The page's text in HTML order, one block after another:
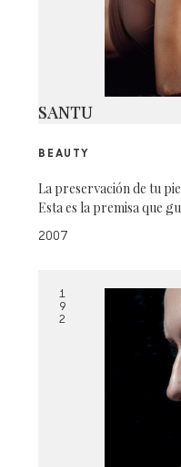
SANTU
BEAUTY
La preservación de tu
Esta es la premisa que
2007
1
9
2